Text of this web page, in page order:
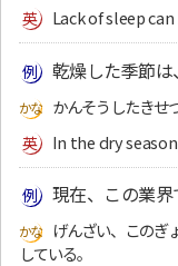
Lack of sleep
乾燥した季節
かんそうしたきせ
In the dry
現在、この業
げんざい、このぎ
している。